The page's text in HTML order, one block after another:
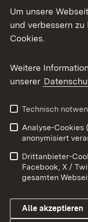
Mastodon
Messenger
Social Wall
X / Twitter
Youtube
Benutzungshinweise
Datenschutz
Um unsere
und verbessern
Cookies.
Weitere
unserer
Technisch
Analyse-Cookies
anonymisiert
Drittanbieter-
Facebook, X /
gesamten
Alle akzeptieren